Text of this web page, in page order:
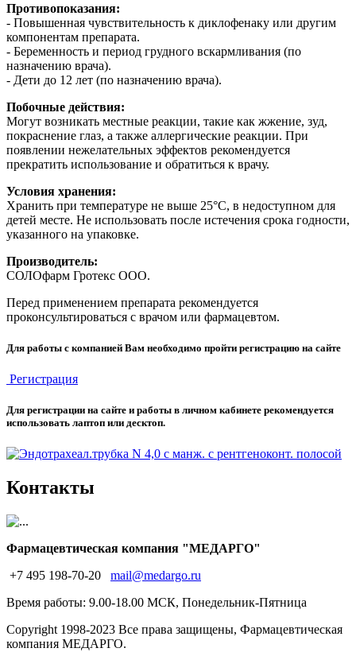
Противопоказания:
- Повышенная чувствительность к диклофенаку или другим
компонентам препарата.
- Беременность и период грудного вскармливания (по
назначению врача).
- Дети до 12 лет (по назначению врача).
Побочные действия:
Могут возникать местные реакции, такие как жжение, зуд,
покраснение глаз, а также аллергические реакции. При
появлении нежелательных эффектов рекомендуется
прекратить использование и обратиться к врачу.
Условия хранения:
Хранить при температуре не выше 25°C, в недоступном для
детей месте. Не использовать после истечения срока годности,
указанного на упаковке.
Производитель:
СОЛОфарм Гротекс ООО.
Перед применением препарата рекомендуется
проконсультироваться с врачом или фармацевтом.
Для работы с компанией Вам необходимо пройти регистрацию на сайте
Регистрация
Для регистрации на сайте и работы в личном кабинете рекомендуется
использовать лаптоп или десктоп.
Контакты
Фармацевтическая компания "МЕДАРГО"
+7 495 198-70-20
mail@medargo.ru
Время работы: 9.00-18.00 МСК, Понедельник-Пятница
Copyright 1998-2023 Все права защищены, Фармацевтическая
компания МЕДАРГО.